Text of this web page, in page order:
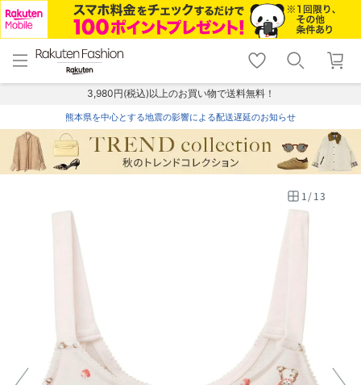
menu home
トップ
shopping_cart lock_outline
ログイン
3,980円(税込)以上のお買い物で送料無料！
熊本県を中心とする地震の影響による配送遅延のお知らせ
1/13